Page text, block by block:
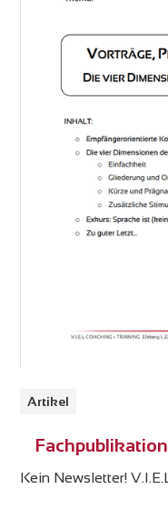
Artikel
Kein Newsletter!